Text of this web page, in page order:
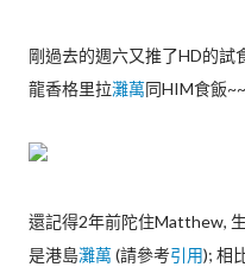
剛過去的週六又推了HD的試
龍香格里拉灘萬同HIM食飯~~
還記得2年前陀住Matthew,
是港島灘萬(請參考引用); 相